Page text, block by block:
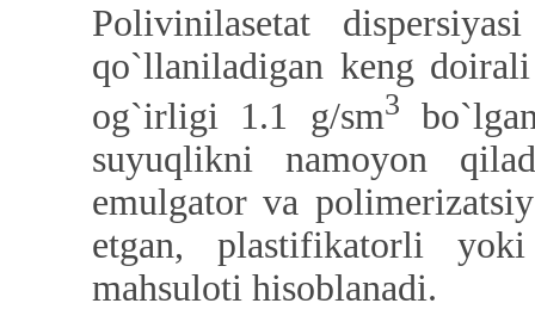
Polivinilasetat
qo`llaniladigan keng
og`irligi 1.1 g/sm3
suyuqlikni namoyon
emulgator va
etgan, plastifikatorli yoki
mahsuloti hisoblanadi.